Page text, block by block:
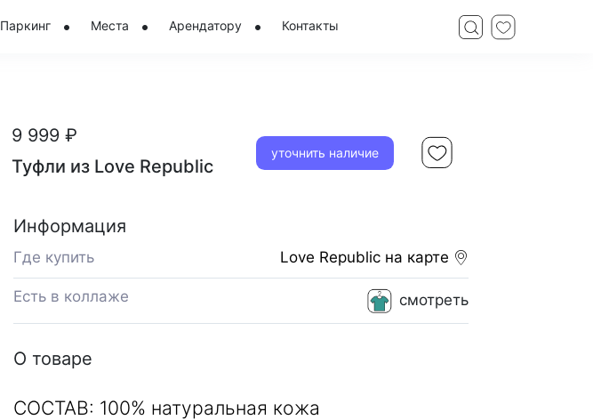
Паркинг Места Арендатору Контакты
9 999 ₽
Туфли из Love Republic
уточнить наличие
Информация
Love Republic на карте
Где купить
смотреть
Есть в коллаже
О товаре
СОСТАВ: 100% натуральная кожа